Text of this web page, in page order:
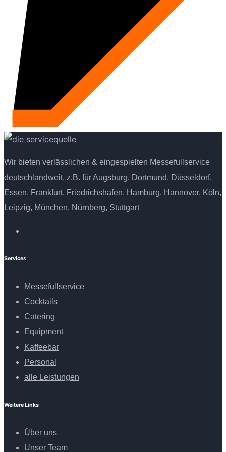
Wir bieten verlässlichen & eingespielten Messefullservice
deutschlandweit, z.B. für Augsburg, Dortmund, Düsseldorf,
Essen, Frankfurt, Friedrichshafen, Hamburg, Hannover, Köln,
Leipzig, München, Nürnberg, Stuttgart
Services
Messefullservice
Cocktails
Catering
Equipment
Kaffeebar
Personal
alle Leistungen
Weitere Links
Über uns
Unser Team